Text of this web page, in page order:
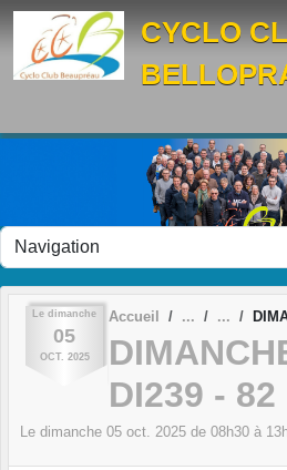
CYCLO
Le dimanche
05
OCT. 2025
Accueil
DI239 - 82
Le dimanche 05 oct. 2025 de 08h30 à
Panneau de gestion des cookies